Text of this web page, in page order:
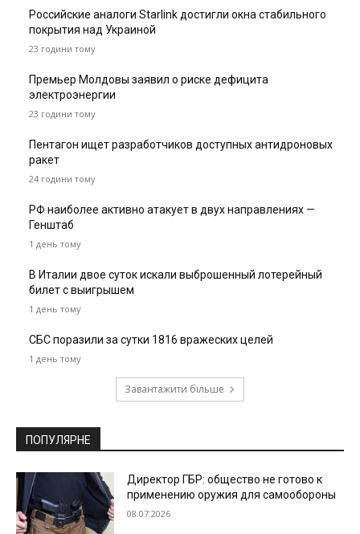
Российские аналоги Starlink достигли окна стабильного
покрытия над Украиной
23 години тому
Премьер Молдовы заявил о риске дефицита
электроэнергии
23 години тому
Пентагон ищет разработчиков доступных антидроновых
ракет
24 години тому
РФ наиболее активно атакует в двух направлениях —
Генштаб
1 день тому
В Италии двое суток искали выброшенный лотерейный
билет с выигрышем
1 день тому
СБС поразили за сутки 1816 вражеских целей
1 день тому
Завантажити більше
ПОПУЛЯРНЕ
Директор ГБР: общество не готово к
применению оружия для самообороны
08.07.2026